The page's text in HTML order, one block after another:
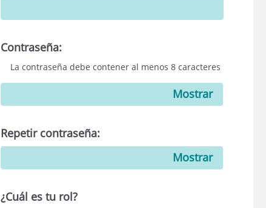
Contraseña:
La contraseña debe contener al menos 8 caracteres
Mostrar
Repetir contraseña:
Mostrar
¿Cuál es tu rol?